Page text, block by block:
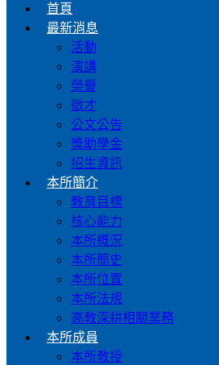
首頁
最新消息
活動
演講
榮譽
徵才
公文公告
獎助學金
招生資訊
本所簡介
教育目標
核心能力
本所概況
本所簡史
本所位置
本所法規
高教深耕相關業務
本所成員
本所教授